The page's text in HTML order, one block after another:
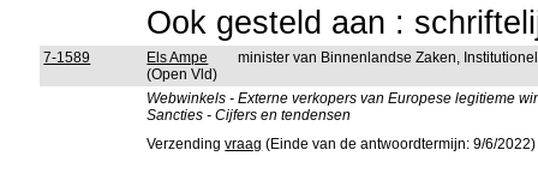
Ook gesteld aan :
7-1589
Els Ampe
(Open Vld)
minister van Binnenlandse Zaken,
Webwinkels - Externe verkopers van Europese legitieme
Sancties - Cijfers en tendensen
Verzendingvraag (Einde van de antwoordtermijn: 9/6/2022)